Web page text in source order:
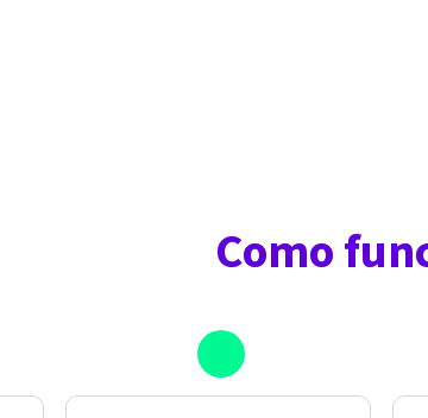
Como